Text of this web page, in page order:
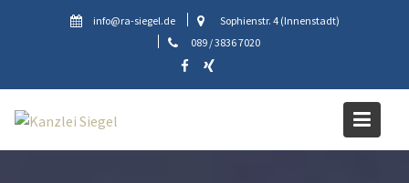
info@ra-siegel.de
Sophienstr. 4 (Innenstadt)
089 / 3836 7020